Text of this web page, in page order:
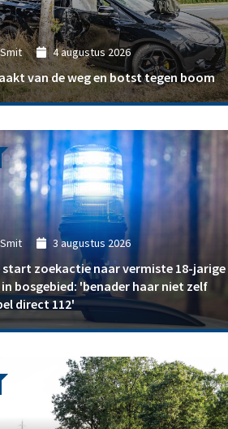
4 augustus 2026
van de weg en botst tegen boom
3 augustus 2026
zoekactie naar vermiste 18-jarige
bosgebied: 'benader haar niet zelf
direct 112'